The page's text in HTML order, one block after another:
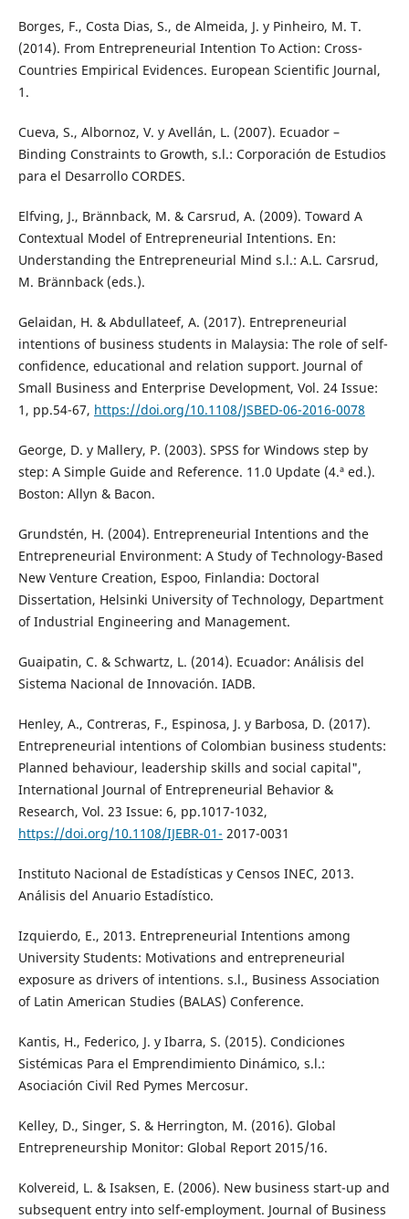
Borges, F., Costa Dias, S., de Almeida, J. y Pinheiro, M. T.
(2014). From Entrepreneurial Intention To Action: Cross-
Countries Empirical Evidences. European Scientific Journal,
1.
Cueva, S., Albornoz, V. y Avellán, L. (2007). Ecuador –
Binding Constraints to Growth, s.l.: Corporación de Estudios
para el Desarrollo CORDES.
Elfving, J., Brännback, M. & Carsrud, A. (2009). Toward A
Contextual Model of Entrepreneurial Intentions. En:
Understanding the Entrepreneurial Mind s.l.: A.L. Carsrud,
M. Brännback (eds.).
Gelaidan, H. & Abdullateef, A. (2017). Entrepreneurial
intentions of business students in Malaysia: The role of self-
confidence, educational and relation support. Journal of
Small Business and Enterprise Development, Vol. 24 Issue:
1, pp.54-67, https://doi.org/10.1108/JSBED-06-2016-0078
George, D. y Mallery, P. (2003). SPSS for Windows step by
step: A Simple Guide and Reference. 11.0 Update (4.ª ed.).
Boston: Allyn & Bacon.
Grundstén, H. (2004). Entrepreneurial Intentions and the
Entrepreneurial Environment: A Study of Technology-Based
New Venture Creation, Espoo, Finlandia: Doctoral
Dissertation, Helsinki University of Technology, Department
of Industrial Engineering and Management.
Guaipatin, C. & Schwartz, L. (2014). Ecuador: Análisis del
Sistema Nacional de Innovación. IADB.
Henley, A., Contreras, F., Espinosa, J. y Barbosa, D. (2017).
Entrepreneurial intentions of Colombian business students:
Planned behaviour, leadership skills and social capital",
International Journal of Entrepreneurial Behavior &
Research, Vol. 23 Issue: 6, pp.1017-1032,
https://doi.org/10.1108/IJEBR-01- 2017-0031
Instituto Nacional de Estadísticas y Censos INEC, 2013.
Análisis del Anuario Estadístico.
Izquierdo, E., 2013. Entrepreneurial Intentions among
University Students: Motivations and entrepreneurial
exposure as drivers of intentions. s.l., Business Association
of Latin American Studies (BALAS) Conference.
Kantis, H., Federico, J. y Ibarra, S. (2015). Condiciones
Sistémicas Para el Emprendimiento Dinámico, s.l.:
Asociación Civil Red Pymes Mercosur.
Kelley, D., Singer, S. & Herrington, M. (2016). Global
Entrepreneurship Monitor: Global Report 2015/16.
Kolvereid, L. & Isaksen, E. (2006). New business start-up and
subsequent entry into self-employment. Journal of Business